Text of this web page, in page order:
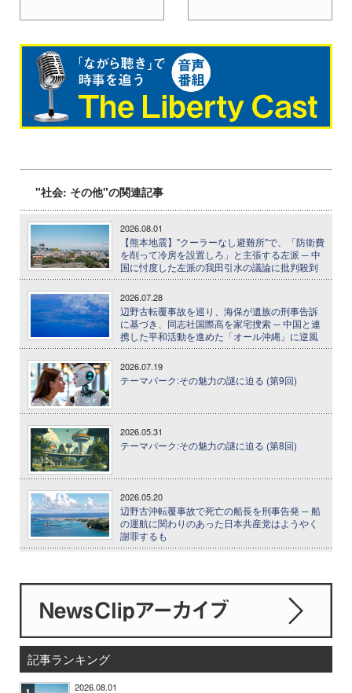
"社会: その他"の関連記事
2026.08.01
【熊本地震】"クーラーなし避難所"で、「防衛費
を削って冷房を設置しろ」と主張する左派 ─ 中
国に忖度した左派の我田引水の議論に批判殺到
2026.07.28
辺野古転覆事故を巡り、海保が遺族の刑事告訴
に基づき、同志社国際高を家宅捜索 ─ 中国と連
携した平和活動を進めた「オール沖縄」に逆風
2026.07.19
テーマパーク:その魅力の謎に迫る (第9回)
2026.05.31
テーマパーク:その魅力の謎に迫る (第8回)
2026.05.20
辺野古沖転覆事故で死亡の船長を刑事告発 ─ 船
の運航に関わりのあった日本共産党はようやく
謝罪するも
記事ランキング
2026.08.01